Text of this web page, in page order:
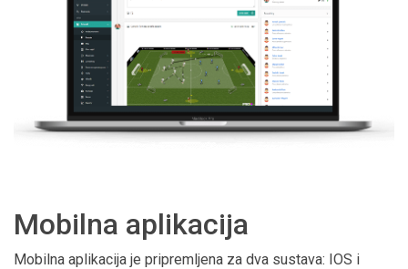
Mobilna aplikacija
Mobilna aplikacija je pripremljena za dva sustava: IOS i